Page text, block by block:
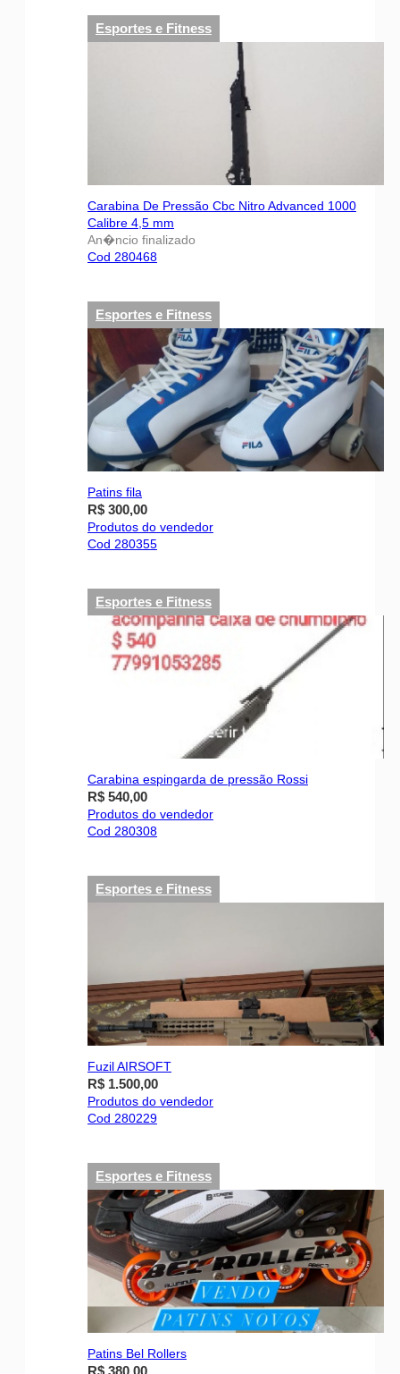
Esportes e Fitness
Carabina De Pressão Cbc Nitro Advanced 1000
Calibre 4,5 mm
An�ncio finalizado
Cod 280468
Esportes e Fitness
Patins fila
R$ 300,00
Produtos do vendedor
Cod 280355
Esportes e Fitness
Carabina espingarda de pressão Rossi
R$ 540,00
Produtos do vendedor
Cod 280308
Esportes e Fitness
Fuzil AIRSOFT
R$ 1.500,00
Produtos do vendedor
Cod 280229
Esportes e Fitness
Patins Bel Rollers